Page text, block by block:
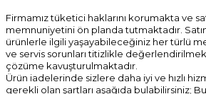
Firmamız tüketici haklarını korumakta ve
memnuniyetini ön planda tutmaktadır.
ürünlerle ilgili yaşayabileceğiniz her türlü
ve servis sorunları titizlikle
çözüme kavuşturulmaktadır.
Ürün iadelerinde sizlere daha iyi ve hızlı
gerekli olan şartları aşağıda bulabilirsiniz;